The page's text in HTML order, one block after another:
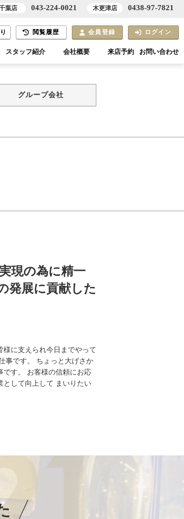
閲覧履歴 会員登録 ログイン
スタッフ紹介 会社概要 来店予約 お問い合わせ
グループ会社
現の為に精一
発展に貢献した
に支えられ今日までやって
事です。 ちょっと大げさか
です。 お客様の信頼にお応
として向上して まいりたい
葉店 043-224-0021 木更津店 0438-97-7821